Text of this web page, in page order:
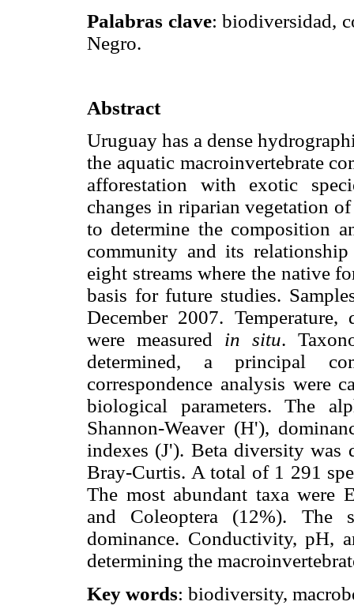
Palabras clave: biodiversidad,
Negro.
Abstract
Uruguay has a dense
the aquatic macroinvertebrate
afforestation with exotic
changes in riparian vegetation
to determine the composition
community and its
eight streams where the native
basis for future studies.
December 2007.
were measured in situ.
determined, a principal
correspondence analysis were
biological parameters. The
Shannon-Weaver (H'),
indexes (J'). Beta diversity
Bray-Curtis. A total of 1 291
The most abundant taxa were
and Coleoptera (12%). The
dominance. Conductivity, pH,
determining the
Key words: biodiversity,